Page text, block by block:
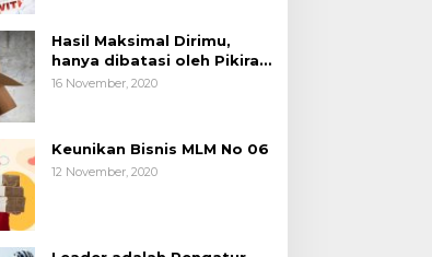
Hasil Maksimal Dirimu,
hanya dibatasi oleh Pikiran
Negatif.
16 November, 2020
Keunikan Bisnis MLM No 06
12 November, 2020